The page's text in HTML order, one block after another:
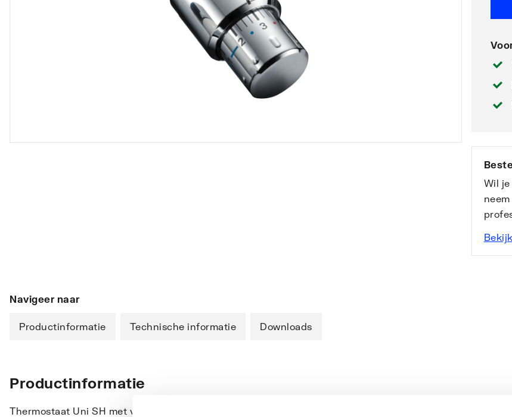
Wil
Navigeer naar
Productinformatie Technische informatie Downloads
Productinformatie
Thermostaat Uni SH met vloeistofsensor en instelhulp voor slechtziende. Met gemonteerde